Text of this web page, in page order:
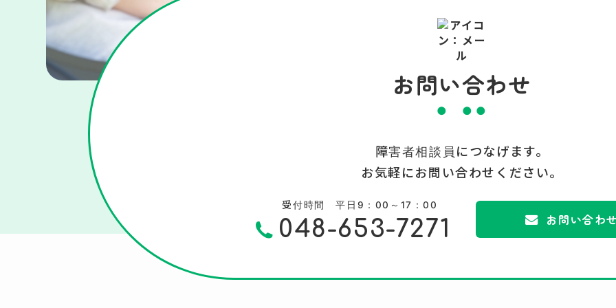
お問い合わせ
障害者相談員につなげます。
お気軽にお問い合わせください。
受付時間 平日9：00～17：00
048-653-7271 お問い合わ